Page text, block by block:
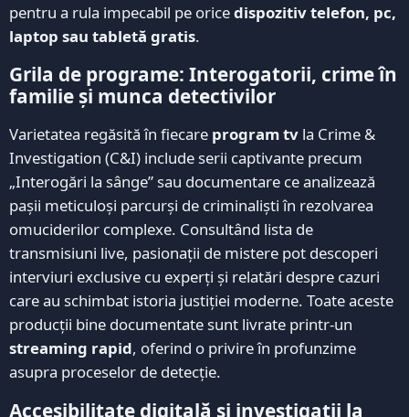
pentru a rula impecabil pe oricedispozitiv telefon, pc,
laptop sau tabletă gratis.
Grila de programe: Interogatorii, crime în
familie și munca detectivilor
Varietatea regăsită în fiecare program tv la Crime &
Investigation (C&I) include serii captivante precum
„Interogări la sânge” sau documentare ce analizează
pașii meticuloși parcurși de criminaliști în rezolvarea
omuciderilor complexe. Consultând lista de
transmisiuni live, pasionații de mistere pot descoperi
interviuri exclusive cu experți și relatări despre cazuri
care au schimbat istoria justiției moderne. Toate aceste
producții bine documentate sunt livrate printr-un
streaming rapid, oferind o privire în profunzime
asupra proceselor de detecție.
Accesibilitate digitală și investigații la